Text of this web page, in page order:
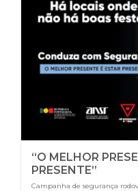
“O MELHOR
PRESENTE”
Campanha de segurança